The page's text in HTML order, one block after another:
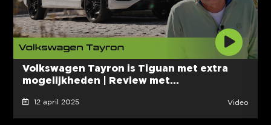
Volkswagen Tayron is Tiguan met extra
mogelijkheden | Review met...
12 april 2025 Video